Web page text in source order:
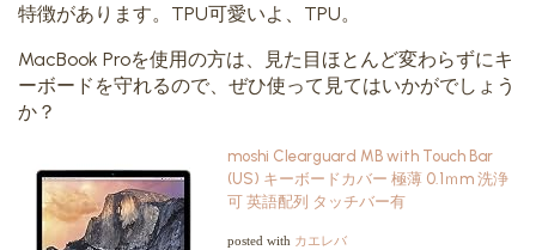
特徴があります。TPU可愛いよ、TPU。
MacBook Proを使用の方は、見た目ほとんど変わらずにキ
ーボードを守れるので、ぜひ使って見てはいかがでしょう
か？
moshi Clearguard MB with Touch Bar
(US) キーボードカバー 極薄 0.1ｍm 洗浄
可 英語配列 タッチバー有
posted with カエレバ